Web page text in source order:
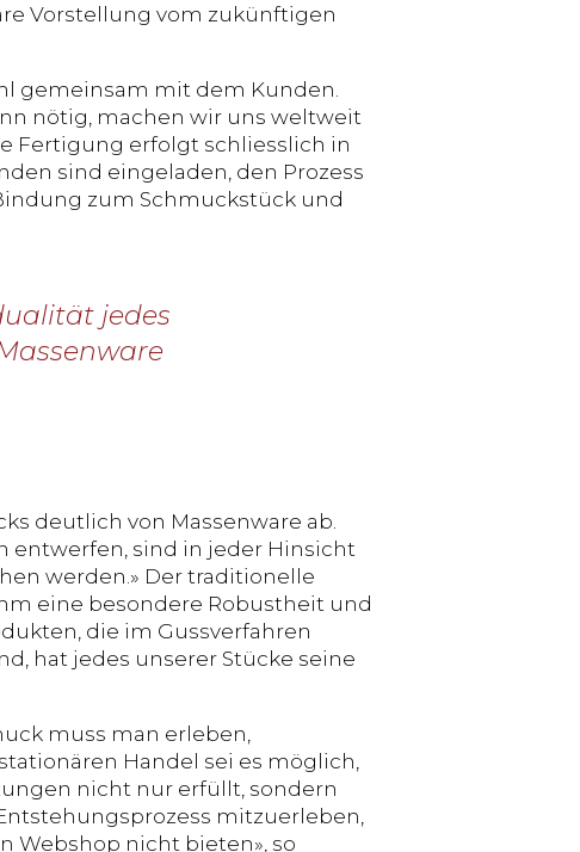
Vorstellung vom zukünftigen
gemeinsam mit dem Kunden.
nötig, machen wir uns weltweit
Fertigung erfolgt schliesslich in
sind eingeladen, den Prozess
zum Schmuckstück und
jedes
deutlich von Massenware ab.
entwerfen, sind in jeder Hinsicht
werden.» Der traditionelle
eine besondere Robustheit und
die im Gussverfahren
hat jedes unserer Stücke seine
muss man erleben,
Handel sei es möglich,
nicht nur erfüllt, sondern
mitzuerleben,
Webshop nicht bieten», so